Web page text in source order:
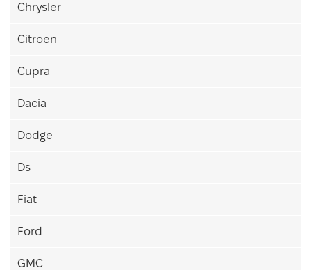
Chrysler
Citroen
Cupra
Dacia
Dodge
Ds
Fiat
Ford
GMC